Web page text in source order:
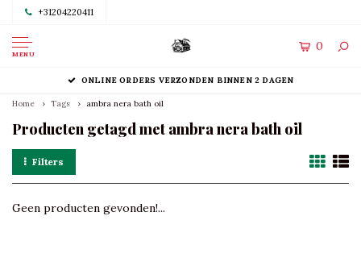
+31204220411
MENU
0
ONLINE ORDERS VERZONDEN BINNEN 2 DAGEN
Home Tags ambra nera bath oil
Producten getagd met ambra nera bath oil
Filters
Geen producten gevonden!...